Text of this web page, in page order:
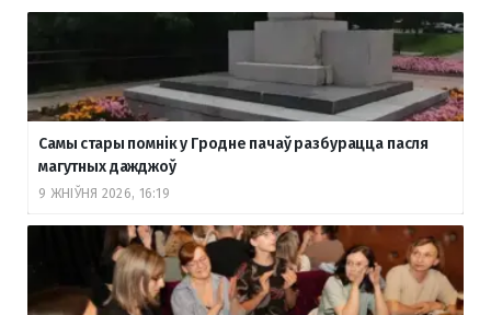
Самы стары помнік у Гродне пачаў разбурацца пасля
магутных дажджоў
9 ЖНІЎНЯ 2026, 16:19